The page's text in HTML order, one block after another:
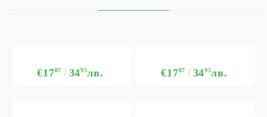
€1787 3495лв. €1787 3495лв.